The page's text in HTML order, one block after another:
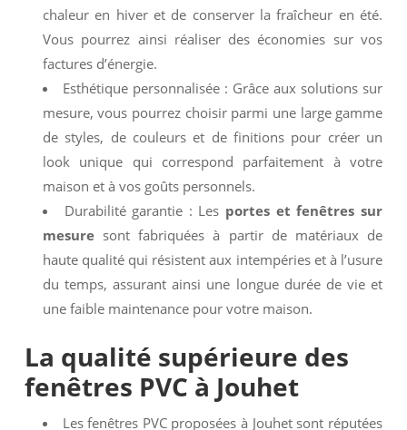
chaleur en hiver et de conserver la fraîcheur en été.
Vous pourrez ainsi réaliser des économies sur vos
factures d’énergie.
Esthétique personnalisée : Grâce aux solutions sur
mesure, vous pourrez choisir parmi une large gamme
de styles, de couleurs et de finitions pour créer un
look unique qui correspond parfaitement à votre
maison et à vos goûts personnels.
Durabilité garantie : Les portes et fenêtres sur
mesuresont fabriquées à partir de matériaux de
haute qualité qui résistent aux intempéries et à l’usure
du temps, assurant ainsi une longue durée de vie et
une faible maintenance pour votre maison.
La qualité supérieure des
fenêtres PVC à Jouhet
Les fenêtres PVC proposées à Jouhet sont réputées